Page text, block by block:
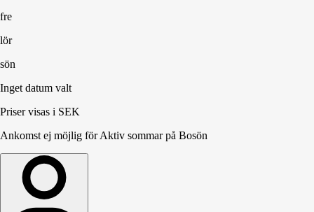
fre
lör
sön
Inget datum valt
Priser visas i SEK
Ankomst ej möjlig för Aktiv sommar på Bosön